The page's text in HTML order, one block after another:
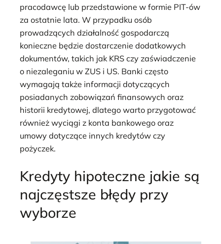
pracodawcę lub przedstawione w formie PIT-ów
za ostatnie lata. W przypadku osób
prowadzących działalność gospodarczą
konieczne będzie dostarczenie dodatkowych
dokumentów, takich jak KRS czy zaświadczenie
o niezaleganiu w ZUS i US. Banki często
wymagają także informacji dotyczących
posiadanych zobowiązań finansowych oraz
historii kredytowej, dlatego warto przygotować
również wyciągi z konta bankowego oraz
umowy dotyczące innych kredytów czy
pożyczek.
Kredyty hipoteczne jakie są
najczęstsze błędy przy
wyborze